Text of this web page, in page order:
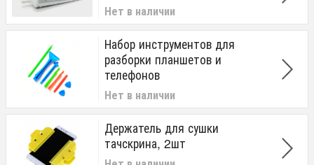
Нет в наличии
Набор инструментов для
разборки планшетов и
телефонов
Нет в наличии
Держатель для сушки
тачскрина, 2шт